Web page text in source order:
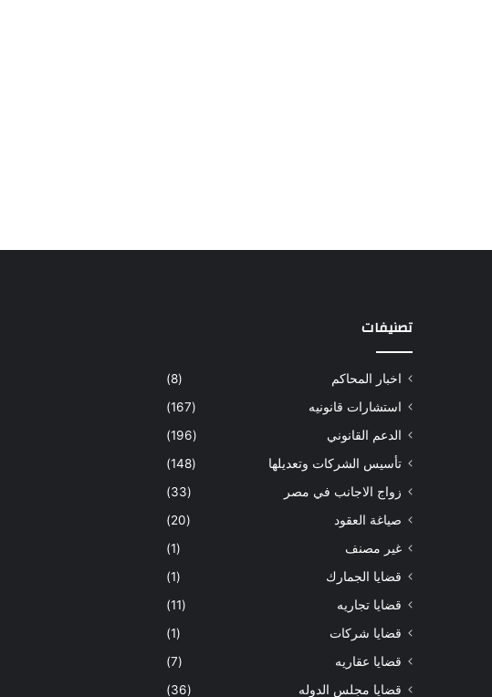
تصنيفات
اخبار المحاكم
(8)
استشارات قانونيه
(167)
الدعم القانوني
(196)
تأسيس الشركات وتعديلها
(148)
زواج الاجانب في مصر
(33)
صياغة العقود
(20)
غير مصنف
(1)
قضايا الجمارك
(1)
قضايا تجاريه
(11)
قضايا شركات
(1)
قضايا عقاريه
(7)
قضايا مجلس الدوله
(36)